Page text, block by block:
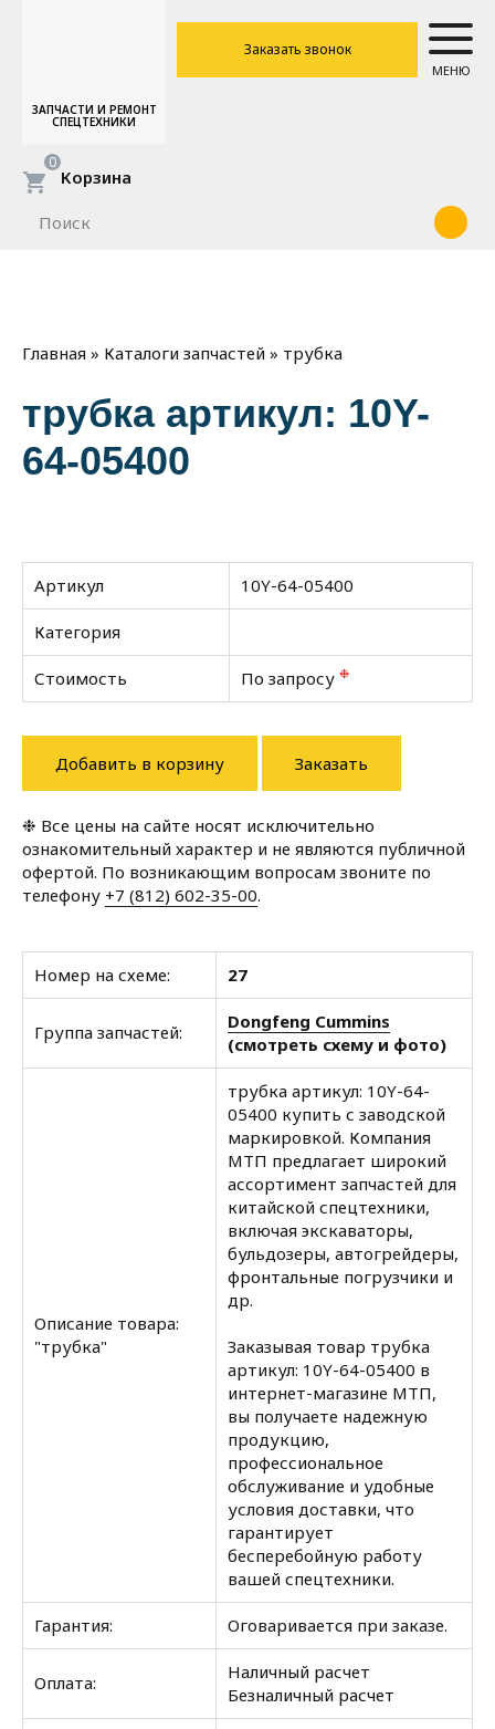
ЗАПЧАСТИ И РЕМОНТ
СПЕЦТЕХНИКИ
Заказать звонок
МЕНЮ
Корзина
0
Главная » Каталоги запчастей » трубка
трубка артикул: 10Y-
64-05400
Артикул 10Y-64-05400
Категория
Стоимость По запросу ❉
Добавить в корзину Заказать
❉ Все цены на сайте носят исключительно
ознакомительный характер и не являются публичной
офертой. По возникающим вопросам звоните по
телефону +7 (812) 602-35-00.
Номер на схеме: 27
Группа запчастей:
Dongfeng Cummins
(смотреть схему и фото)
Описание товара:
"трубка"
трубка артикул: 10Y-64-
05400 купить с заводской
маркировкой. Компания
МТП предлагает широкий
ассортимент запчастей для
китайской спецтехники,
включая экскаваторы,
бульдозеры, автогрейдеры,
фронтальные погрузчики и
др.
Заказывая товар трубка
артикул: 10Y-64-05400 в
интернет-магазине МТП,
вы получаете надежную
продукцию,
профессиональное
обслуживание и удобные
условия доставки, что
гарантирует
бесперебойную работу
вашей спецтехники.
Гарантия: Оговаривается при заказе.
Оплата:
Наличный расчет
Безналичный расчет